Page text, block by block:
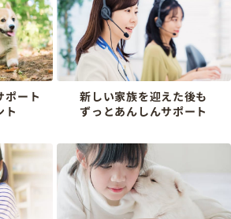
ポート
ト
新しい家族を迎えた後も
ずっとあんしんサポート